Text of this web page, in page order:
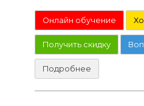
Онлайн обучение
Получить скидку
Подробнее